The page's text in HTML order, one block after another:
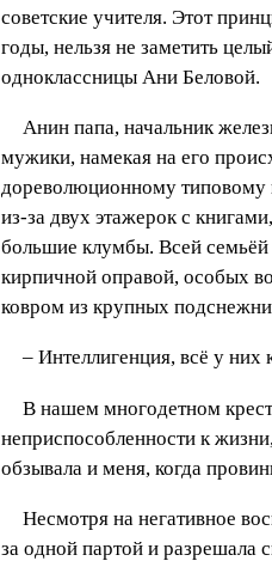
советские учителя. Этот
годы, нельзя не заметить
одноклассницы Ани Беловой.
Анин папа, начальник
мужики, намекая на его
дореволюционному типовому
из-за двух этажерок с
большие клумбы. Всей семьёй
кирпичной оправой, особых
ковром из крупных
– Интеллигенция, всё у
В нашем многодетном
неприспособленности к
обзывала и меня, когда
Несмотря на негативное
за одной партой и разрешала